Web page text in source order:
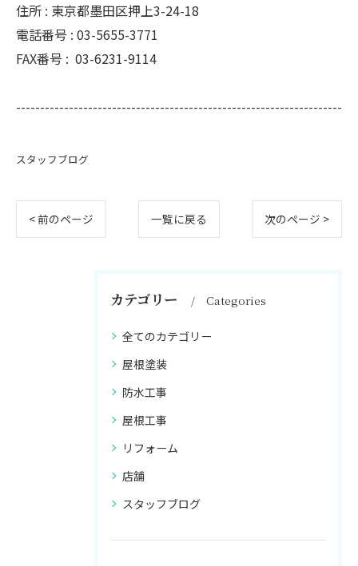
住所 : 東京都墨田区押上3-24-18
電話番号 : 03-5655-3771
FAX番号 : 03-6231-9114
--------------------------------------------------------------------
スタッフブログ
< 前のページ 一覧に戻る 次のページ >
カテゴリー Categories
全てのカテゴリー
屋根塗装
防水工事
屋根工事
リフォーム
店舗
スタッフブログ